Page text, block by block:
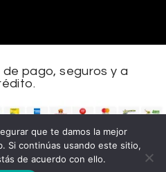
de pago, seguros y a
que te damos la mejor
Si continúas usando este sitio,
de acuerdo con ello.